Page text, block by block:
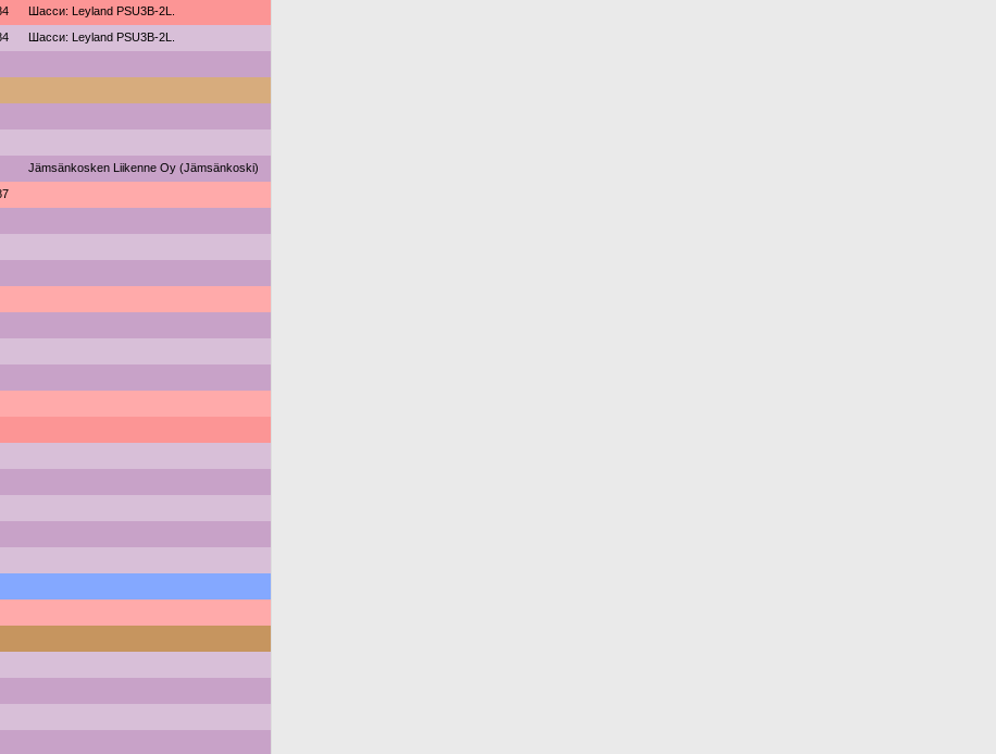
Шасси: Leyland PSU3B-2L.
Шасси: Leyland PSU3B-2L.
Jämsänkosken Liikenne Oy (Jämsänkoski)